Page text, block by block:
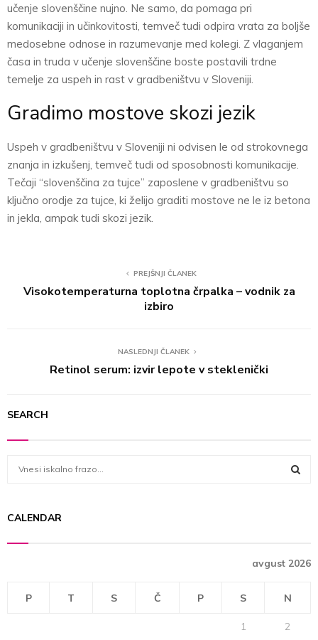
učenje slovenščine nujno. Ne samo, da pomaga pri
komunikaciji in učinkovitosti, temveč tudi odpira vrata za boljše
medosebne odnose in razumevanje med kolegi. Z vlaganjem
časa in truda v učenje slovenščine boste postavili trdne
temelje za uspeh in rast v gradbeništvu v Sloveniji.
Gradimo mostove skozi jezik
Uspeh v gradbeništvu v Sloveniji ni odvisen le od strokovnega
znanja in izkušenj, temveč tudi od sposobnosti komunikacije.
Tečaji “slovenščina za tujce” zaposlene v gradbeništvu so
ključno orodje za tujce, ki želijo graditi mostove ne le iz betona
in jekla, ampak tudi skozi jezik.
PREJŠNJI ČLANEK
Visokotemperaturna toplotna črpalka – vodnik za
izbiro
NASLEDNJI ČLANEK
Retinol serum: izvir lepote v steklenički
SEARCH
c
CALENDAR
avgust 2026
P T S Č P S N
1 2